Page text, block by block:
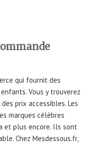
qui fournit des
Vous y trouverez
prix accessibles. Les
marques célèbres
et plus encore. Ils sont
Chez Mesdessous.fr,